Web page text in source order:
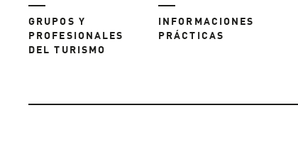
GRUPOS Y
PROFESIONALES
DEL TURISMO
INFORMACIONES
PRÁCTICAS